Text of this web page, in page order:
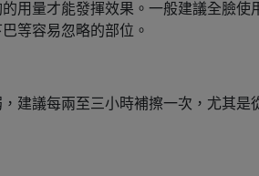
用量才能發揮效果。一般建議全臉使
等容易忽略的部位。
建議每兩至三小時補擦一次，尤其是